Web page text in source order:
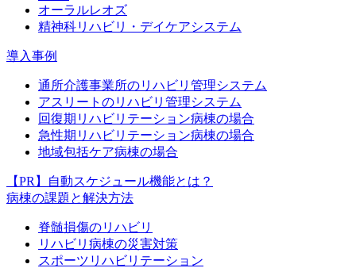
オーラルレオズ
精神科リハビリ・デイケアシステム
導入事例
通所介護事業所のリハビリ管理システム
アスリートのリハビリ管理システム
回復期リハビリテーション病棟の場合
急性期リハビリテーション病棟の場合
地域包括ケア病棟の場合
【PR】自動スケジュール機能とは？
病棟の課題と解決方法
脊髄損傷のリハビリ
リハビリ病棟の災害対策
スポーツリハビリテーション